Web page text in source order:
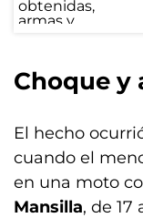
Choque y
El hecho
cuando el
en una moto
Mansilla, de 17